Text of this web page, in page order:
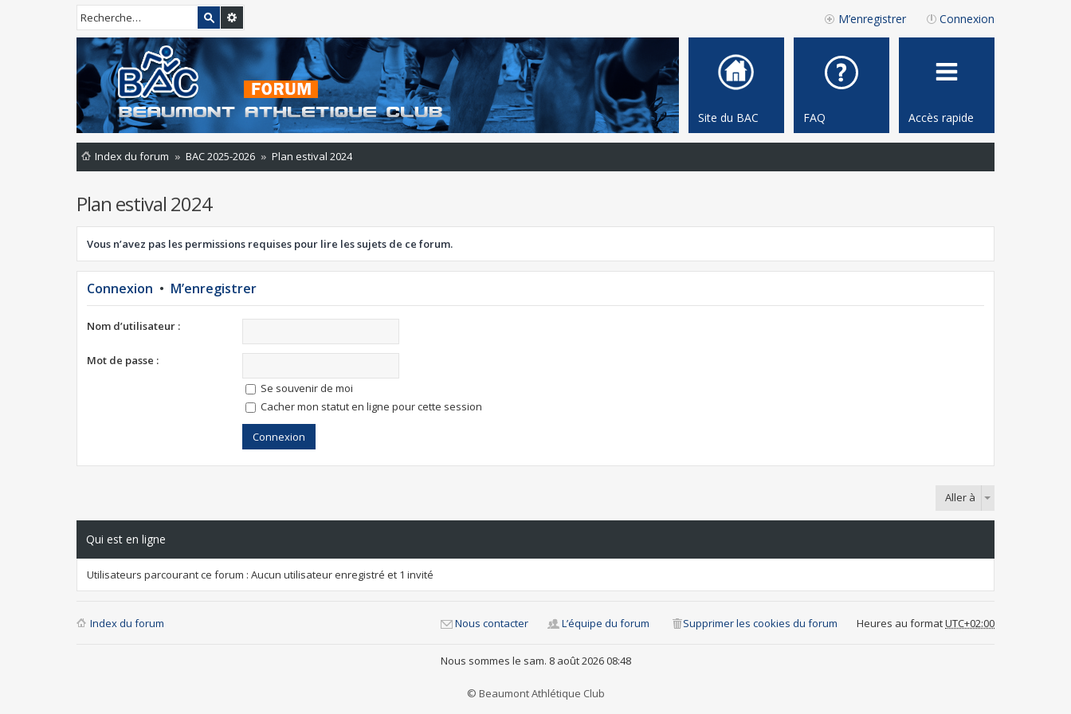
Connexion
M’enregistrer
Accès rapide
FAQ
Site du BAC
Index du forum BAC 2025-2026 Plan estival 2024
Plan estival 2024
Vous n’avez pas les permissions requises pour lire les sujets de ce forum.
Connexion • M’enregistrer
Nom d’utilisateur :
Mot de passe :
Se souvenir de moi
Cacher mon statut en ligne pour cette session
Aller à
Qui est en ligne
Utilisateurs parcourant ce forum : Aucun utilisateur enregistré et 1 invité
Index du forum Heures au formatUTC+02:00
Supprimer les cookies du forum
L’équipe du forum
Nous contacter
Nous sommes le sam. 8 août 2026 08:48
© Beaumont Athlétique Club